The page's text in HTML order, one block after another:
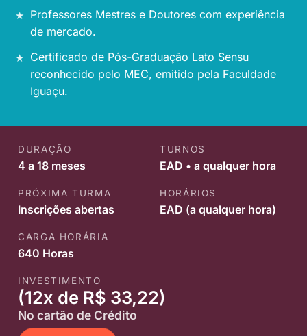
Professores Mestres e Doutores com experiência
de mercado.
Certificado de Pós-Graduação Lato Sensu
reconhecido pelo MEC, emitido pela Faculdade
Iguaçu.
DURAÇÃO
4 a 18 meses
TURNOS
EAD • a qualquer hora
PRÓXIMA TURMA
Inscrições abertas
HORÁRIOS
EAD (a qualquer hora)
CARGA HORÁRIA
640 Horas
INVESTIMENTO
(12x de R$ 33,22)
No cartão de Crédito